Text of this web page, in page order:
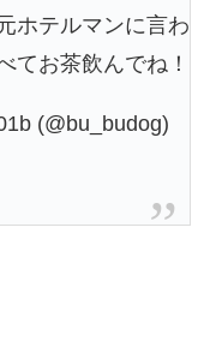
ホテルマンに言わ
てお茶飲んでね！
(@bu_budog)